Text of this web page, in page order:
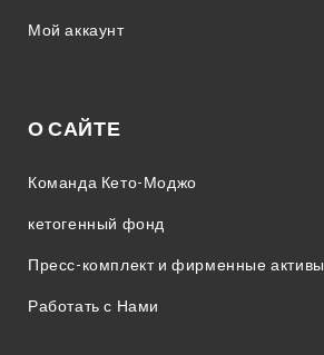
Мой аккаунт
О САЙТЕ
Команда Кето-Моджо
кетогенный фонд
Пресс-комплект и фирменные активы
Работать с Нами